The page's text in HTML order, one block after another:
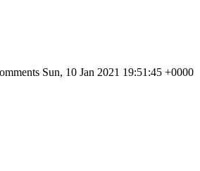
Sun, 10 Jan 2021 19:51:45 +0000